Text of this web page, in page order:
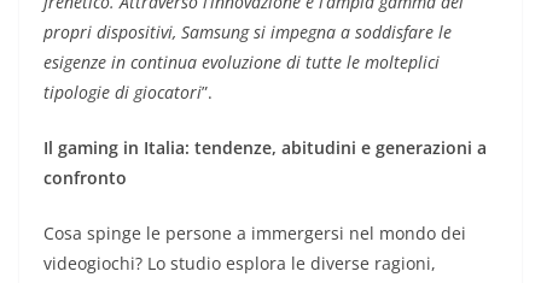
propri dispositivi, Samsung si impegna a soddisfare le
esigenze in continua evoluzione di tutte le molteplici
tipologie di giocatori”.
Il gaming in Italia: tendenze, abitudini e generazioni a
confronto
Cosa spinge le persone a immergersi nel mondo dei
videogiochi? Lo studio esplora le diverse ragioni,